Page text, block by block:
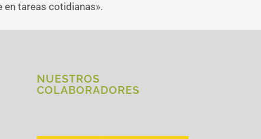
tareas cotidianas».
NUESTROS
COLABORADORES